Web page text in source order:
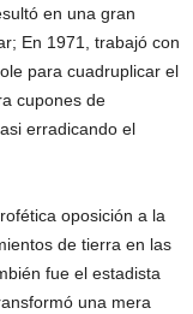
en una gran
En 1971, trabajó con
para cuadruplicar el
cupones de
erradicando el
oposición a la
de tierra en las
fue el estadista
una mera